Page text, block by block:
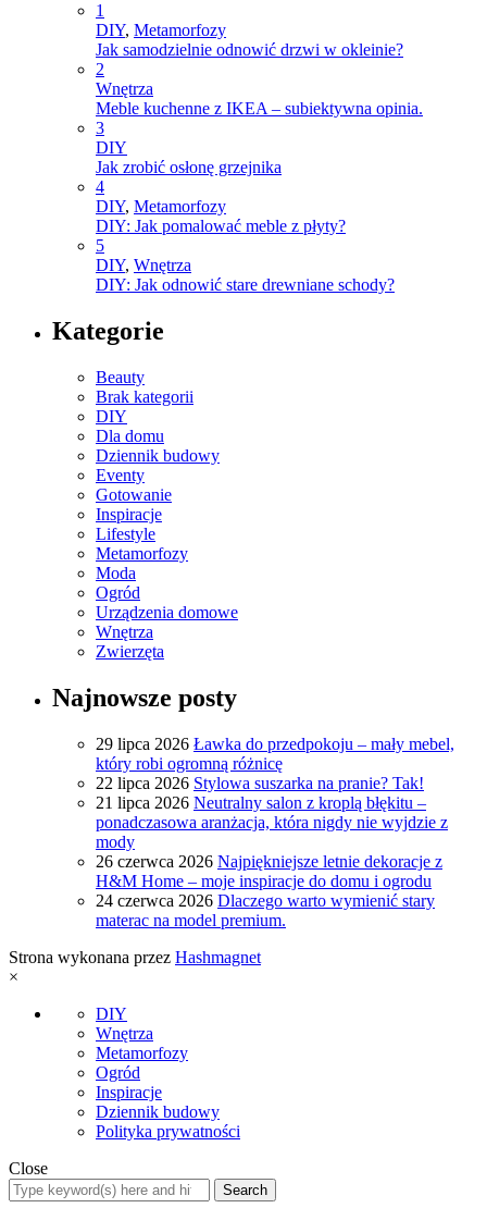
1
DIY, Metamorfozy
Jak samodzielnie odnowić drzwi w okleinie?
2
Wnętrza
Meble kuchenne z IKEA – subiektywna opinia.
3
DIY
Jak zrobić osłonę grzejnika
4
DIY, Metamorfozy
DIY: Jak pomalować meble z płyty?
5
DIY, Wnętrza
DIY: Jak odnowić stare drewniane schody?
Kategorie
Beauty
Brak kategorii
DIY
Dla domu
Dziennik budowy
Eventy
Gotowanie
Inspiracje
Lifestyle
Metamorfozy
Moda
Ogród
Urządzenia domowe
Wnętrza
Zwierzęta
Najnowsze posty
29 lipca 2026 Ławka do przedpokoju – mały mebel,
który robi ogromną różnicę
22 lipca 2026 Stylowa suszarka na pranie? Tak!
21 lipca 2026 Neutralny salon z kroplą błękitu –
ponadczasowa aranżacja, która nigdy nie wyjdzie z
mody
26 czerwca 2026 Najpiękniejsze letnie dekoracje z
H&M Home – moje inspiracje do domu i ogrodu
24 czerwca 2026 Dlaczego warto wymienić stary
materac na model premium.
Strona wykonana przez Hashmagnet
×
DIY
Wnętrza
Metamorfozy
Ogród
Inspiracje
Dziennik budowy
Polityka prywatności
Close